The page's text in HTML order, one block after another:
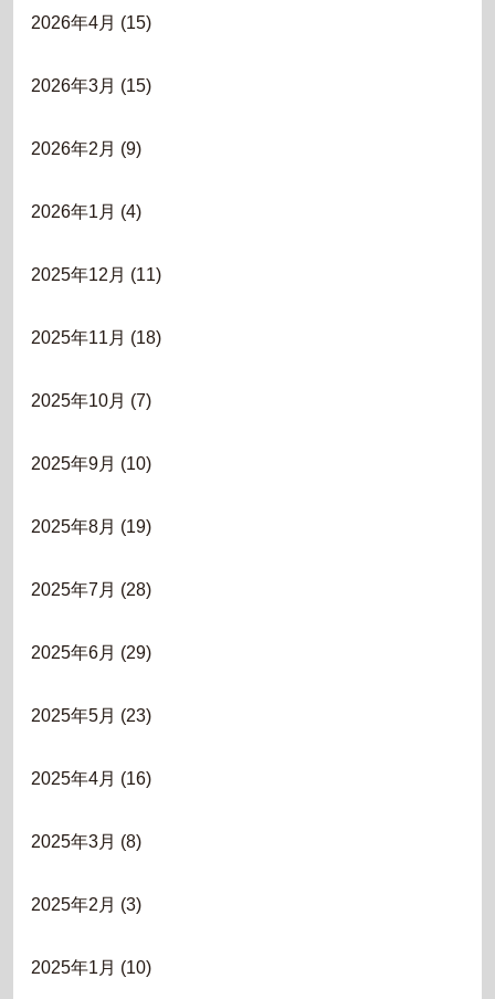
2026年4月 (15)
2026年3月 (15)
2026年2月 (9)
2026年1月 (4)
2025年12月 (11)
2025年11月 (18)
2025年10月 (7)
2025年9月 (10)
2025年8月 (19)
2025年7月 (28)
2025年6月 (29)
2025年5月 (23)
2025年4月 (16)
2025年3月 (8)
2025年2月 (3)
2025年1月 (10)